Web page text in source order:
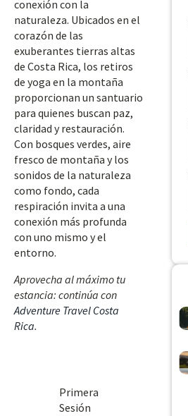
conexión con la
naturaleza. Ubicados en el
corazón de las
exuberantes tierras altas
de Costa Rica, los retiros
de yoga en la montaña
proporcionan un santuario
para quienes buscan paz,
claridad y restauración.
Con bosques verdes, aire
fresco de montaña y los
sonidos de la naturaleza
como fondo, cada
respiración invita a una
conexión más profunda
con uno mismo y el
entorno.
Aprovecha al máximo tu
estancia: continúa con
Adventure Travel Costa
Rica.
Primera
Sesión